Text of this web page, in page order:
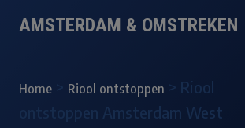
AMSTERDAM & OMSTREKEN
Home Riool ontstoppen > Riool
ontstoppen Amsterdam West